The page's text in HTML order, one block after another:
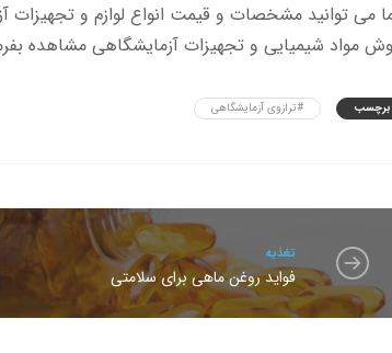
می توانید مشخصات و قیمت انواع لوازم و تجهیزات
مواد شیمیایی و تجهیزات آزمایشگاهی مشاهده
برچسب #ترازوی آزمایشگاهی
تغذیه
فواید روغن ماهی برای سلامتی